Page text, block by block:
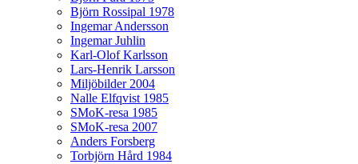
Björn Rossipal 1978
Ingemar Andersson
Ingemar Juhlin
Karl-Olof Karlsson
Lars-Henrik Larsson
Miljöbilder 2004
Nalle Elfqvist 1985
SMoK-resa 1985
SMoK-resa 2007
Anders Forsberg
Torbjörn Hård 1984